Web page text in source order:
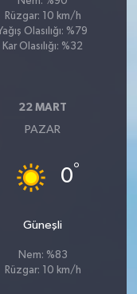
Rüzgar: 10 km/h
Olasılığı: %79
Kar Olasılığı: %32
22 MART
PAZAR
0°
Güneşli
Nem: %83
Rüzgar: 10 km/h